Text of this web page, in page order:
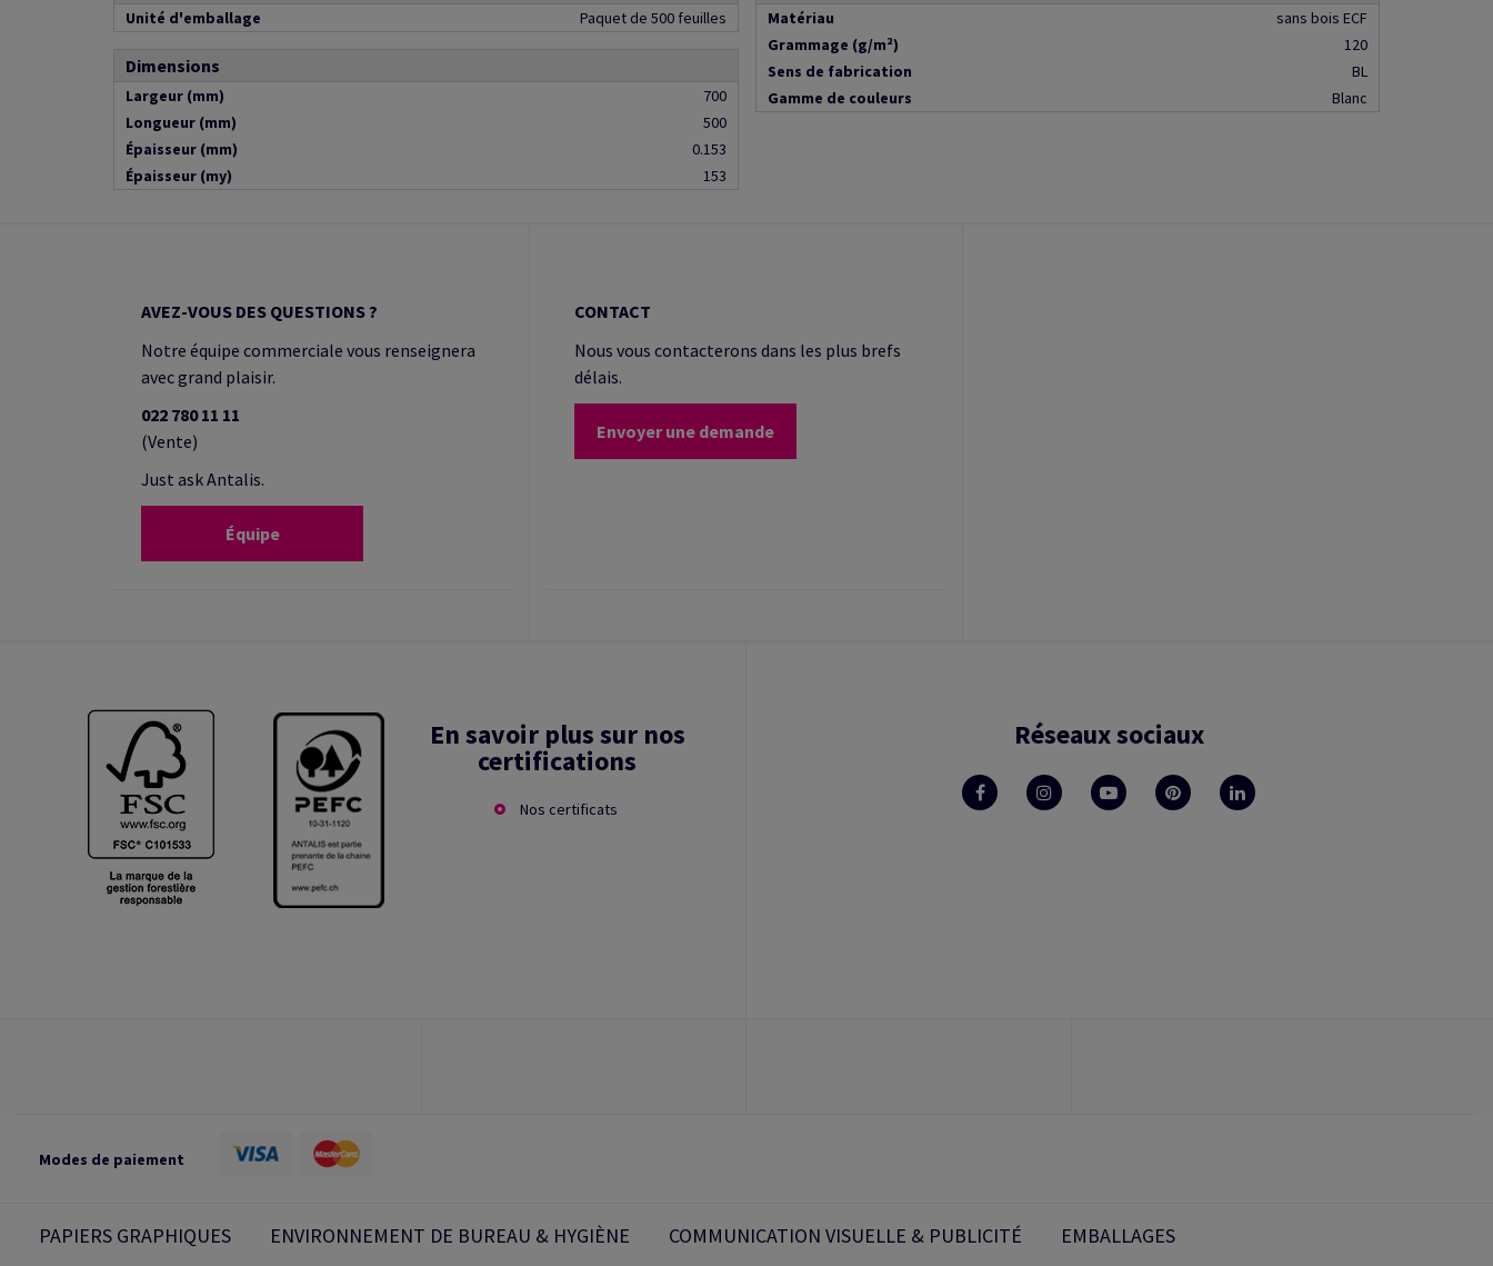
Unité d'emballage Paquet de 500 feuilles
Dimensions
Largeur (mm)
700
Longueur (mm)
500
Épaisseur (mm)
0.153
Épaisseur (my)
153
Matériau
sans bois ECF
Grammage (g/m²)
120
Sens de fabrication
BL
Gamme de couleurs
Blanc
AVEZ-VOUS DES QUESTIONS ?
Notre équipe commerciale vous renseignera
avec grand plaisir.
022 780 11 11
(Vente)
Just ask Antalis.
Équipe
CONTACT
Nous vous contacterons dans les plus brefs
délais.
Envoyer une demande
En savoir plus sur nos
certifications
Nos certificats
Réseaux sociaux
Modes de paiement
PAPIERS GRAPHIQUES ENVIRONNEMENT DE BUREAU & HYGIÈNE COMMUNICATION VISUELLE & PUBLICITÉ
EMBALLAGES